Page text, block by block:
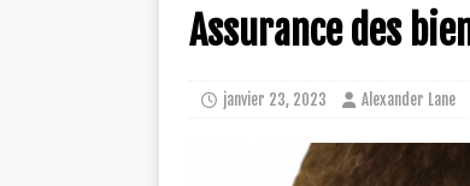
Assurance des
janvier 23, 2023 Alexander Lane